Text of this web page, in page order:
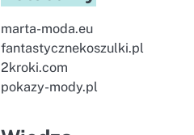
marta-moda.eu
fantastycznekoszulki.pl
2kroki.com
pokazy-mody.pl